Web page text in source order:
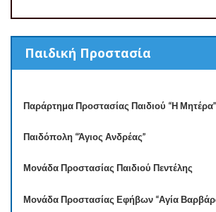
Παιδική Προστασία
Παράρτημα Προστασίας Παιδιού “Η Μητέρα”
Παιδόπολη “Άγιος Ανδρέας”
Μονάδα Προστασίας Παιδιού Πεντέλης
Μονάδα Προστασίας Εφήβων “Αγία